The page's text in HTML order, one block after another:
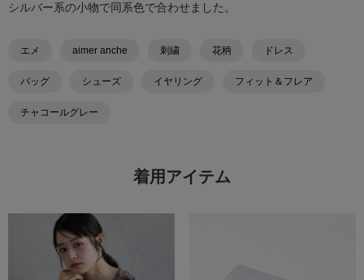
シルバー系の小物で同系色で合わせました。
エメ aimer anche 刺繍 花柄 ドレス
バッグ シューズ イヤリング フィット＆フレア
チャコールグレー
着用アイテム